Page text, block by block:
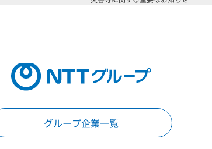
グループ企業一覧